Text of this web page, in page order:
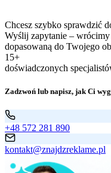
Chcesz szybko sprawdzić
Wyślij zapytanie –
dopasowaną do Twojego
15+
doświadczonych
Zadzwoń lub napisz, jak Ci
+48 572 281 890
kontakt@znajdzreklame.pl